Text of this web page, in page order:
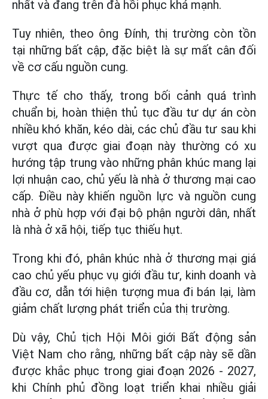
nhất và đang trên đà hồi phục khá mạnh.
Tuy nhiên, theo ông Đính, thị trường còn tồn
tại những bất cập, đặc biệt là sự mất cân đối
về cơ cấu nguồn cung.
Thực tế cho thấy, trong bối cảnh quá trình
chuẩn bị, hoàn thiện thủ tục đầu tư dự án còn
nhiều khó khăn, kéo dài, các chủ đầu tư sau khi
vượt qua được giai đoạn này thường có xu
hướng tập trung vào những phân khúc mang lại
lợi nhuận cao, chủ yếu là nhà ở thương mại cao
cấp. Điều này khiến nguồn lực và nguồn cung
nhà ở phù hợp với đại bộ phận người dân, nhất
là nhà ở xã hội, tiếp tục thiếu hụt.
Trong khi đó, phân khúc nhà ở thương mại giá
cao chủ yếu phục vụ giới đầu tư, kinh doanh và
đầu cơ, dẫn tới hiện tượng mua đi bán lại, làm
giảm chất lượng phát triển của thị trường.
Dù vậy, Chủ tịch Hội Môi giới Bất động sản
Việt Nam cho rằng, những bất cập này sẽ dần
được khắc phục trong giai đoạn 2026 - 2027,
khi Chính phủ đồng loạt triển khai nhiều giải